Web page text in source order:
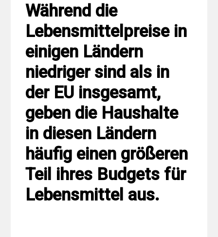
Während die
Lebensmittelpreise in
einigen Ländern
niedriger sind als in
der EU insgesamt,
geben die Haushalte
in diesen Ländern
häufig einen größeren
Teil ihres Budgets für
Lebensmittel aus.